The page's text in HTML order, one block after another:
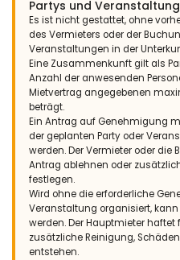
Partys und
Es ist nicht gestattet, ohne
des Vermieters oder der
Veranstaltungen in der
Eine Zusammenkunft gilt als
Anzahl der anwesenden
Mietvertrag angegebenen
beträgt.
Ein Antrag auf Genehmigung
der geplanten Party oder
werden. Der Vermieter oder
Antrag ablehnen oder
festlegen.
Wird ohne die erforderliche
Veranstaltung organisiert,
werden. Der Hauptmieter
zusätzliche Reinigung,
entstehen.